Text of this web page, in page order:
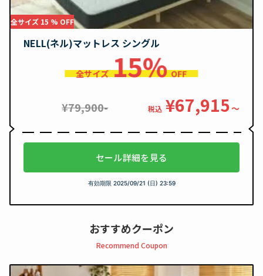
全サイズ 15 % OFF
NELL(ネル)マットレス シングル
全サイズ 15% OFF
¥79,900- 税込 ¥67,915〜
セール詳細を見る
有効期限 2025/09/21 (日) 23:59
おすすめクーポン
Recommend Coupon